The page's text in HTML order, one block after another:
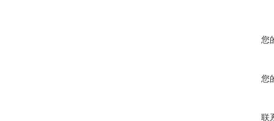
您
您
联